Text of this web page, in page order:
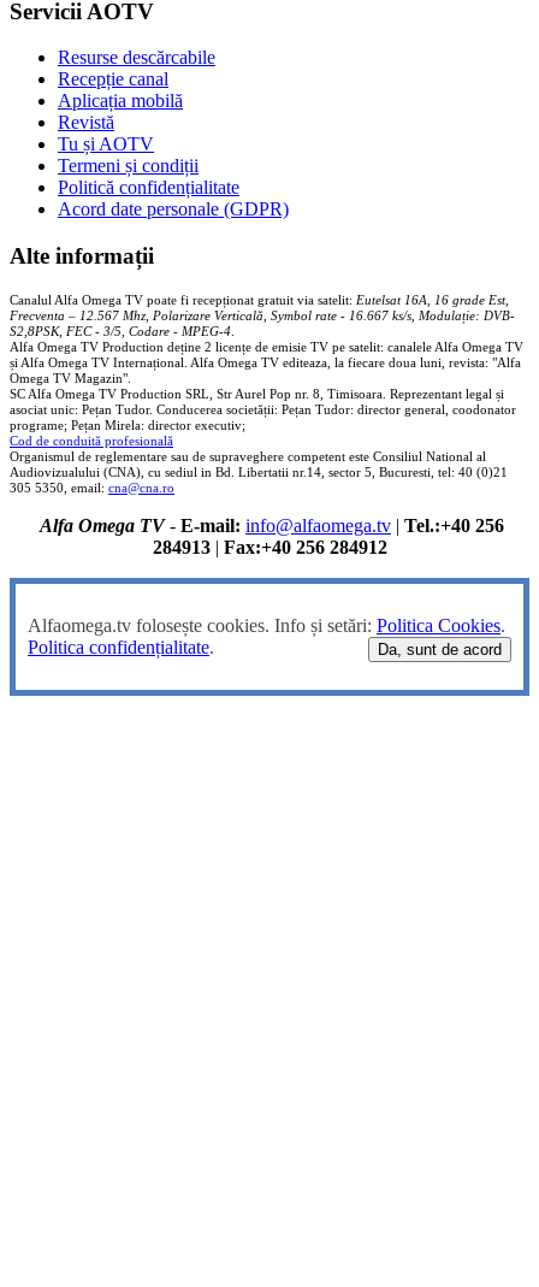
Servicii AOTV
Resurse descărcabile
Recepție canal
Aplicația mobilă
Revistă
Tu și AOTV
Termeni și condiții
Politică confidențialitate
Acord date personale (GDPR)
Alte informații
Canalul Alfa Omega TV poate fi recepționat gratuit via satelit: Eutelsat 16A, 16 grade Est,
Frecventa – 12.567 Mhz, Polarizare Verticală, Symbol rate - 16.667 ks/s, Modulație: DVB-
S2,8PSK, FEC - 3/5, Codare - MPEG-4
Alfa Omega TV Production deține 2 licențe de emisie TV pe satelit: canalele Alfa Omega TV
și Alfa Omega TV Internațional. Alfa Omega TV editeaza, la fiecare doua luni, revista: "Alfa
Omega TV Magazin".
SC Alfa Omega TV Production SRL, Str Aurel Pop nr. 8, Timisoara. Reprezentant legal și
asociat unic: Pețan Tudor. Conducerea societății: Pețan Tudor: director general, coodonator
programe; Pețan Mirela: director executiv;
Cod de conduită profesională
Organismul de reglementare sau de supraveghere competent este Consiliul National al
Audiovizualului (CNA), cu sediul in Bd. Libertatii nr.14, sector 5, Bucuresti, tel: 40 (0)21
305 5350, email: cna@cna.ro
Alfa Omega TV- E-mail: info@alfaomega.tv | Tel.:+40 256
284913| Fax:+40 256 284912
Alfaomega.tv folosește cookies. Info și setări: Politica Cookies.
Politica confidențialitate. Da, sunt de acord